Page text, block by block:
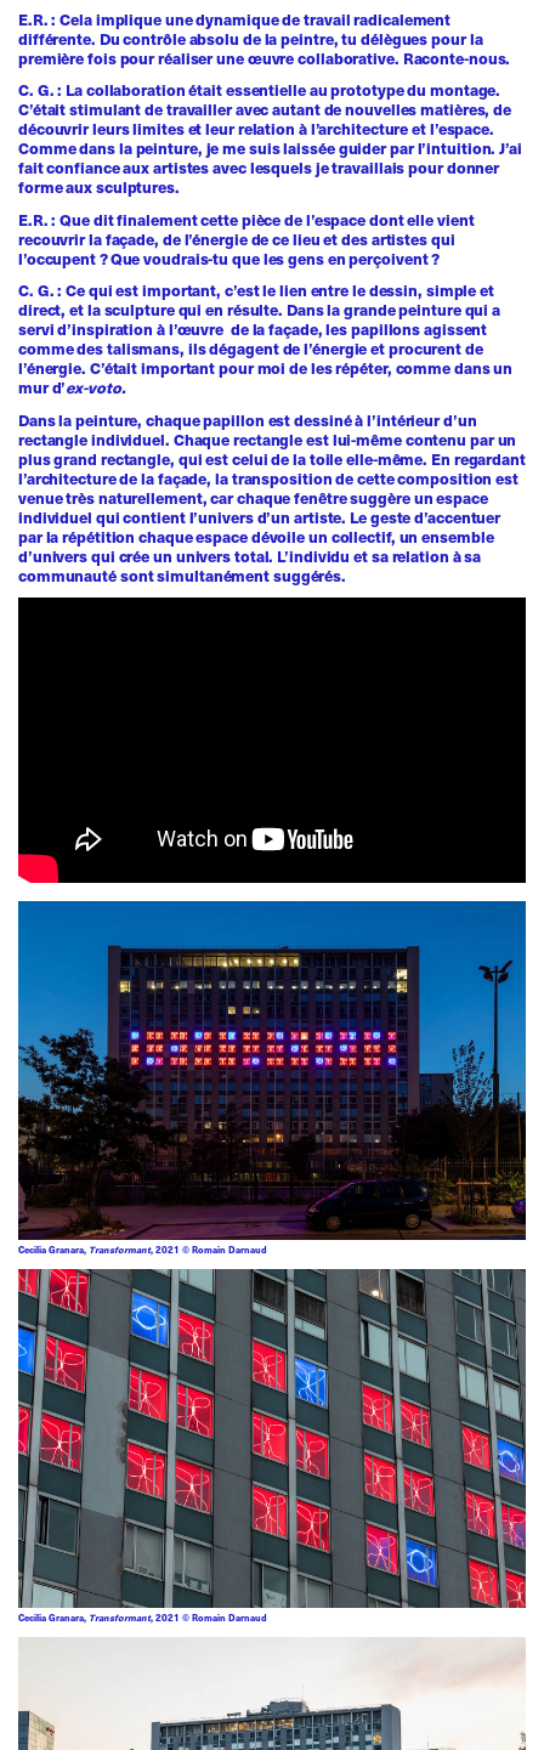
E.R. : Cela implique une dynamique de travail radicalement
différente. Du contrôle absolu de la peintre, tu délègues pour la
première fois pour réaliser une œuvre collaborative. Raconte-nous.
C. G. : La collaboration était essentielle au prototype du montage.
C’était stimulant de travailler avec autant de nouvelles matières, de
découvrir leurs limites et leur relation à l’architecture et l’espace.
Comme dans la peinture, je me suis laissée guider par l’intuition. J’ai
fait confiance aux artistes avec lesquels je travaillais pour donner
forme aux sculptures.
E.R. : Que dit finalement cette pièce de l’espace dont elle vient
recouvrir la façade, de l’énergie de ce lieu et des artistes qui
l’occupent ? Que voudrais-tu que les gens en perçoivent ?
C. G. : Ce qui est important, c’est le lien entre le dessin, simple et
direct, et la sculpture qui en résulte. Dans la grande peinture qui a
servi d’inspiration à l’œuvre de la façade, les papillons agissent
comme des talismans, ils dégagent de l’énergie et procurent de
l’énergie. C’était important pour moi de les répéter, comme dans un
mur d’ex-voto.
Dans la peinture, chaque papillon est dessiné à l’intérieur d’un
rectangle individuel. Chaque rectangle est lui-même contenu par un
plus grand rectangle, qui est celui de la toile elle-même. En regardant
l’architecture de la façade, la transposition de cette composition est
venue très naturellement, car chaque fenêtre suggère un espace
individuel qui contient l’univers d’un artiste. Le geste d’accentuer
par la répétition chaque espace dévoile un collectif, un ensemble
d’univers qui crée un univers total. L’individu et sa relation à sa
communauté sont simultanément suggérés.
Cecilia Granara, Transformant, 2021 © Romain Darnaud
Cecilia Granara, Transformant, 2021 © Romain Darnaud